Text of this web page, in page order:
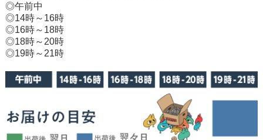
◎午前中
◎14時～16時
◎16時～18時
◎18時～20時
◎19時～21時